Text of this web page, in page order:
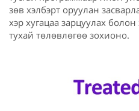
зөв хэлбэрт оруулан
хэр хугацаа зарцуулах
тухай төлөвлөгөө зохионо.